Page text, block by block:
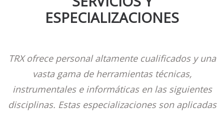
ESPECIALIZACIONES
TRX ofrece personal altamente cualificados y una
vasta gama de herramientas técnicas,
instrumentales e informáticas en las siguientes
disciplinas. Estas especializaciones son aplicadas